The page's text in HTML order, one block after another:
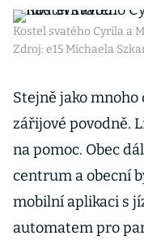
Kostel svatého Cyrila a
Zdroj: e15 Michaela
Stejně jako mnoho
zářijové povodně.
na pomoc. Obec
centrum a obecní
mobilní aplikaci s
automatem pro